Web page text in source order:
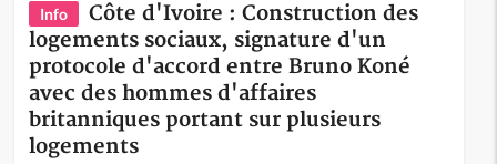
Info
Côte d'Ivoire : Construction des
logements sociaux, signature d'un
protocole d'accord entre Bruno Koné
avec des hommes d'affaires
britanniques portant sur plusieurs
logements